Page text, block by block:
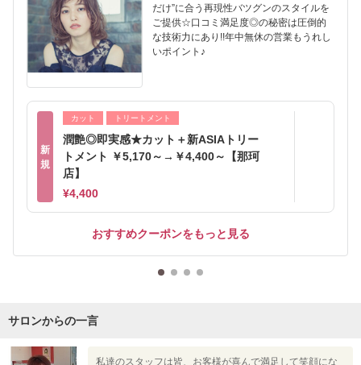
だけ”に合う再現性バツグンのスタイルを
ご提供☆口コミ満足度◎の秘密は圧倒的
な技術力にあり!!年中無休の営業もうれし
いポイント♪
新
規
カット トリートメント
潤艶◎即実感★カット＋新ASIAトリー
トメント ￥5,170～→￥4,400～【那珂
店】
¥4,400
おすすめクーポンをもっと見る
サロンからの一言
私達のスタッフは皆、お客様が喜んで満足して笑顔にな